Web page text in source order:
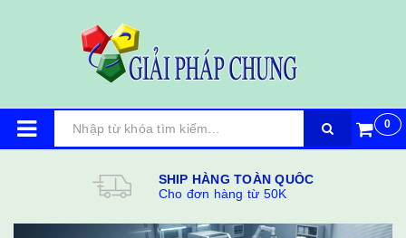
0
SHIP HÀNG TOÀN QUỐC
Cho đơn hàng từ 50K